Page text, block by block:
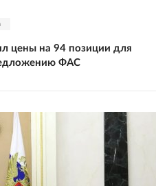
цены на 94 позиции для
ФАС